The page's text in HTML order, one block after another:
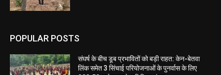
POPULAR POSTS
संघर्ष के बीच डूब प्रभावितों को बड़ी राहत: केन-बेतवा
लिंक समेत 3 सिंचाई परियोजनाओं के पुनर्वास के लिए